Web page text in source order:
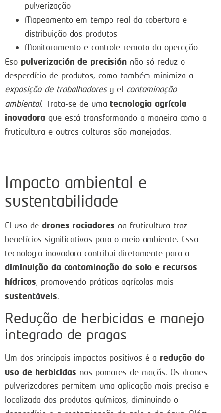
pulverização
Mapeamento em tempo real da cobertura e
distribuição dos produtos
Monitoramento e controle remoto da operação
Eso pulverización de precisión não só reduz o
desperdício de produtos, como também minimiza a
exposição de trabalhadoresy el contaminação
ambiental. Trata-se de uma tecnologia agrícola
inovadora que está transformando a maneira como a
fruticultura e outras culturas são manejadas.
Impacto ambiental e
sustentabilidade
El uso de drones rociadores na fruticultura traz
benefícios significativos para o meio ambiente. Essa
tecnologia inovadora contribui diretamente para a
diminuição da contaminação do solo e recursos
hídricos, promovendo práticas agrícolas mais
sustentáveis.
Redução de herbicidas e manejo
integrado de pragas
Um dos principais impactos positivos é a redução do
uso de herbicidas nos pomares de maçãs. Os drones
pulverizadores permitem uma aplicação mais precisa e
localizada dos produtos químicos, diminuindo o